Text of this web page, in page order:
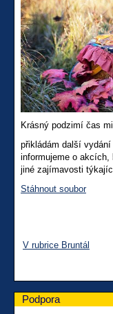
Krásný podzimí čas
přikládám další
informujeme o akcích,
jiné zajímavosti
Stáhnout soubor
V rubrice Bruntál
Podpora